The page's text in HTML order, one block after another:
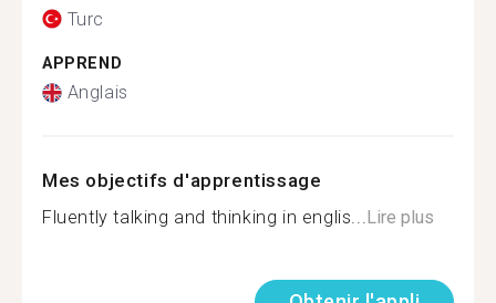
Turc
APPREND
Anglais
Mes objectifs d'apprentissage
Fluently talking and thinking in englis...Lire plus